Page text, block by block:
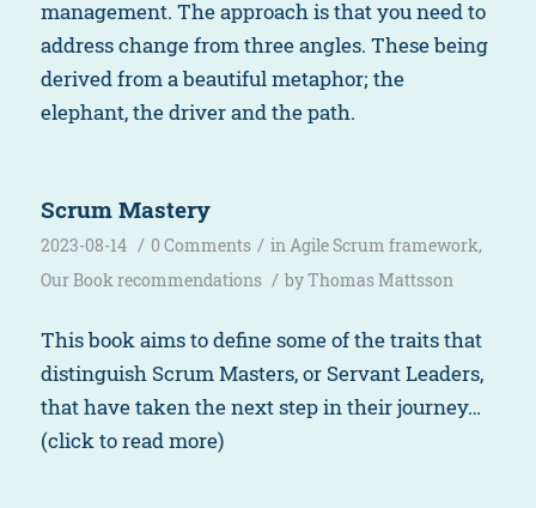
management. The approach is that you need to
address change from three angles. These being
derived from a beautiful metaphor; the
elephant, the driver and the path.
Scrum Mastery
2023-08-14 / 0 Comments / inAgile Scrum framework,
Our Book recommendations / byThomas Mattsson
This book aims to define some of the traits that
distinguish Scrum Masters, or Servant Leaders,
that have taken the next step in their journey…
(click to read more)